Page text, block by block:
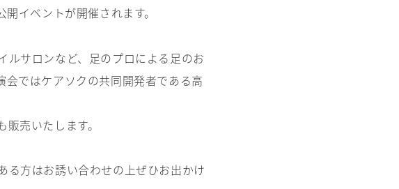
イベントが開催されます。
ルサロンなど、足のプロによる足のお
ではケアソクの共同開発者である高
売いたします。
る方はお誘い合わせの上ぜひお出かけ